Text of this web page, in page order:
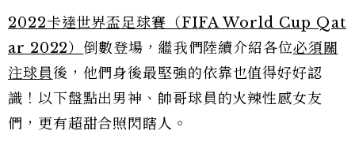
2022卡達世界盃足球賽（FIFA World Cup Qat
ar 2022） 倒數登場，繼我們陸續介紹各位必須關
注球員後，他們身後最堅強的依靠也值得好好認
識！以下盤點出男神、帥哥球員的火辣性感女友
們，更有超甜合照閃瞎人。